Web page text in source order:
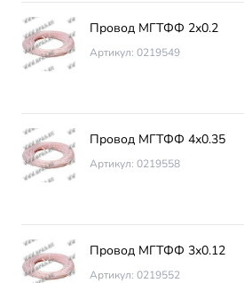
Провод МГТФФ 2х0.2
Артикул: 0219549
Провод МГТФФ 4х0.35
Артикул: 0219558
Провод МГТФФ 3х0.12
Артикул: 0219552